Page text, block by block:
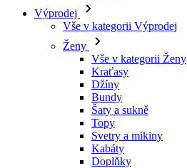
Výprodej
Vše v kategorii Výprodej
Ženy
Vše v kategorii Ženy
Kraťasy
Džíny
Bundy
Šaty a sukně
Topy
Svetry a mikiny
Kabáty
Doplňky